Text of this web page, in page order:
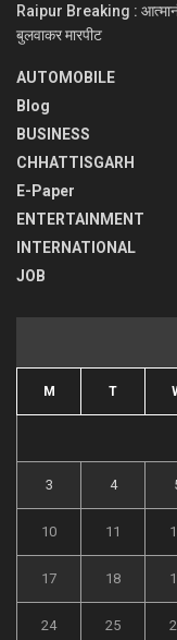
Raipur Breaking : आत्मानंद
बुलवाकर मारपीट
AUTOMOBILE
Blog
BUSINESS
CHHATTISGARH
E-Paper
ENTERTAINMENT
INTERNATIONAL
JOB
M T
3 4
10 11
17 18
24 25